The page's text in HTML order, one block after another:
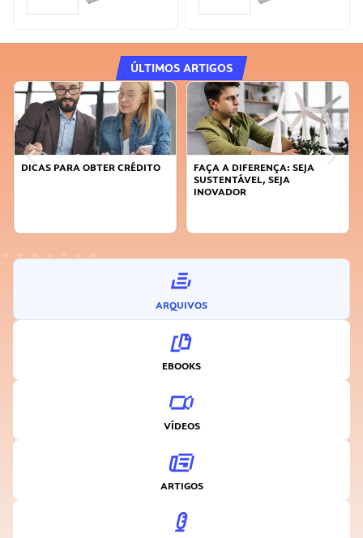
ÚLTIMOS ARTIGOS
DICAS PARA OBTER CRÉDITO
FAÇA A DIFERENÇA: SEJA
SUSTENTÁVEL, SEJA
INOVADOR
ARQUIVOS
EBOOKS
VÍDEOS
ARTIGOS